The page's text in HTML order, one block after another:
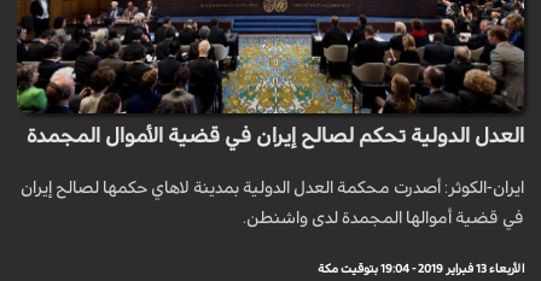
العدل الدولية تحكم لصالح إيران في قضية الأموال المجمدة
ايران-الكوثر: أصدرت محكمة العدل الدولية بمدينة لاهاي حكمها لصالح إيران
في قضية أموالها المجمدة لدى واشنطن.
الأربعاء 13 فبراير 2019 - 19:04 بتوقيت مكة